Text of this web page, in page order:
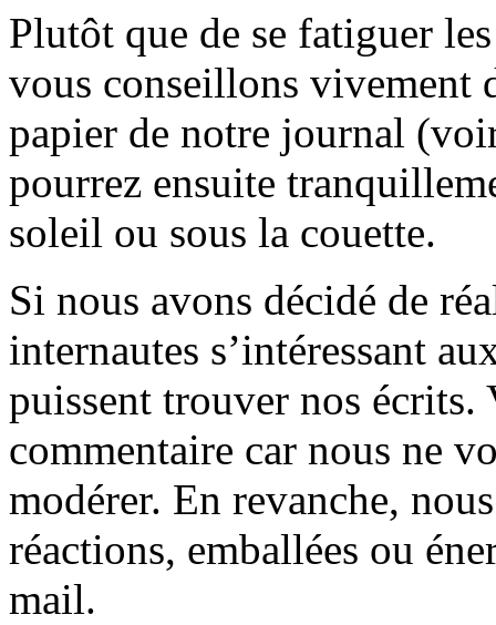
Plutôt que de se fatiguer
vous conseillons vivement
papier de notre journal
pourrez ensuite
soleil ou sous la couette.
Si nous avons décidé de
internautes s’intéressant
puissent trouver nos écrits.
commentaire car nous ne
modérer. En revanche,
réactions, emballées ou
mail.